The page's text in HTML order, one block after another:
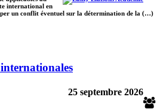
international en
un conflit éventuel sur la détermination de la (…)
internationales
25 septembre 2026